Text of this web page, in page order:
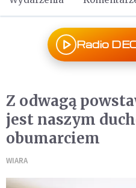
Radio
Z odwagą
jest naszym
obumarciem
WIARA